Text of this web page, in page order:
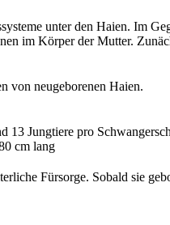
unter den Haien. Im
im Körper der Mutter.
von neugeborenen Haien.
Jungtiere pro
cm lang
Fürsorge. Sobald sie